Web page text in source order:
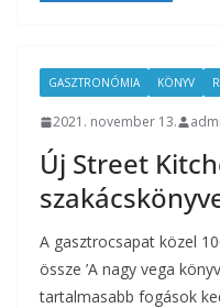
GASZTRONÓMIA KÖNYV
2021. november 13.
Új Street
A gasztrocsapat közel
össze ’A nagy vega
tartalmasabb fogások